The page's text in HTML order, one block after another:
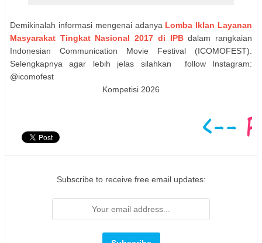
Demikinalah informasi mengenai adanya Lomba Iklan Layanan
Masyarakat Tingkat Nasional 2017 di IPBdalam rangkaian
Indonesian Communication Movie Festival (ICOMOFEST).
Selengkapnya agar lebih jelas silahkan follow Instagram:
@icomofest
Kompetisi 2026
Subscribe to receive free email updates: